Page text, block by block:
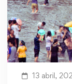
13 abril,